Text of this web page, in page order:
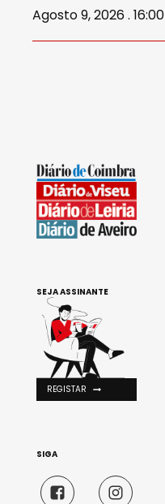
Agosto 9, 2026 . 16:00
SEJA ASSINANTE
REGISTAR
SIGA